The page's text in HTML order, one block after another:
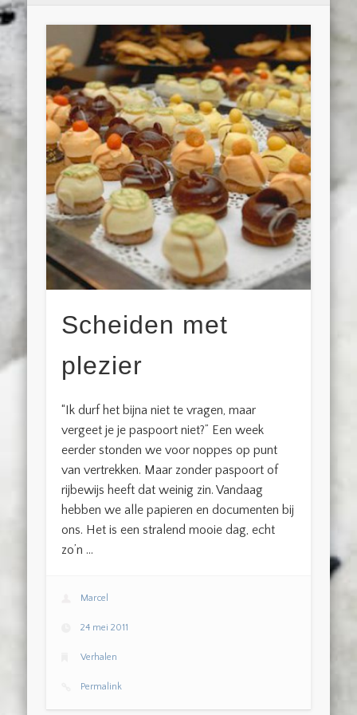
Scheiden met
plezier
“Ik durf het bijna niet te vragen, maar
vergeet je je paspoort niet?” Een week
eerder stonden we voor noppes op punt
van vertrekken. Maar zonder paspoort of
rijbewijs heeft dat weinig zin. Vandaag
hebben we alle papieren en documenten bij
ons. Het is een stralend mooie dag, echt
zo’n …
Marcel
24 mei 2011
Verhalen
Permalink